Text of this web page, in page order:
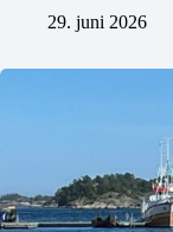
29. juni 2026